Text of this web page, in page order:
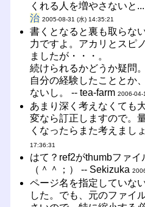
くれる人を増やさないと
治 2005-08-31 (水) 14:35:21
書くとなると裏も取らな
力ですよ。アカリとスピ
ましたが・・・。
続けられるかどうか疑問。
自分の経験したこととか
ないし。 -- tea-farm 2006-04-
あまり深く考えなくても
変なら訂正しますので。
くなったらまた考えまし
17:36:31
はて？ref2がthumbファイ
（＾＾；） -- Sekizuka
ページ名を指定していな
した。でも、元のファイ